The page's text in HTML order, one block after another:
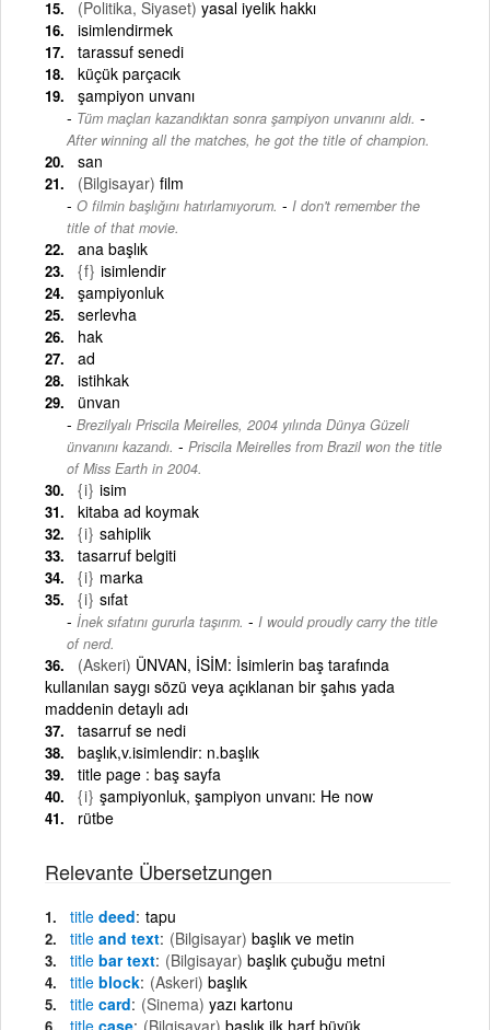
(Politika, Siyaset) yasal iyelik hakkı
isimlendirmek
tarassuf senedi
küçük parçacık
şampiyon unvanı
Tüm maçları kazandıktan sonra şampiyon unvanını aldı. -
After winning all the matches, he got the title of champion.
san
(Bilgisayar) film
O filmin başlığını hatırlamıyorum. - I don't remember the
title of that movie.
ana başlık
{f} isimlendir
şampiyonluk
serlevha
hak
ad
istihkak
ünvan
Brezilyalı Priscila Meirelles, 2004 yılında Dünya Güzeli
ünvanını kazandı. - Priscila Meirelles from Brazil won the title
of Miss Earth in 2004.
{i} isim
kitaba ad koymak
{i} sahiplik
tasarruf belgiti
{i} marka
{i} sıfat
İnek sıfatını gururla taşırım. - I would proudly carry the title
of nerd.
(Askeri) ÜNVAN, İSİM: İsimlerin baş tarafında
kullanılan saygı sözü veya açıklanan bir şahıs yada
maddenin detaylı adı
tasarruf se nedi
başlık,v.isimlendir: n.başlık
title page : baş sayfa
{i} şampiyonluk, şampiyon unvanı: He now
rütbe
Relevante Übersetzungen
title deed tapu
title and text (Bilgisayar) başlık ve metin
title bar text (Bilgisayar) başlık çubuğu metni
title block (Askeri) başlık
title card (Sinema) yazı kartonu
title case (Bilgisayar) başlık ilk harf büyük